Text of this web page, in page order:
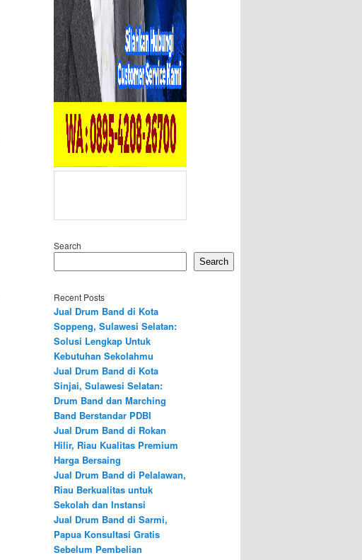
Search
Search
Recent Posts
Jual Drum Band di Kota
Soppeng, Sulawesi Selatan:
Solusi Lengkap Untuk
Kebutuhan Sekolahmu
Jual Drum Band di Kota
Sinjai, Sulawesi Selatan:
Drum Band dan Marching
Band Berstandar PDBI
Jual Drum Band di Rokan
Hilir, Riau Kualitas Premium
Harga Bersaing
Jual Drum Band di Pelalawan,
Riau Berkualitas untuk
Sekolah dan Instansi
Jual Drum Band di Sarmi,
Papua Konsultasi Gratis
Sebelum Pembelian